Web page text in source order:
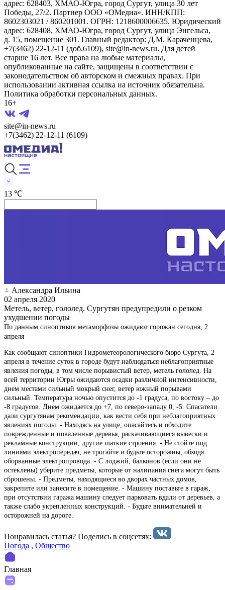
адрес: 628403, ХМАО-Югра, город Сургут, улица 30 лет
Победы, 27/2. Партнер ООО «ОМедиа». ИНН/КПП:
8602303021 / 860201001. ОГРН: 1218600006635. Юридический
адрес: 628408, ХМАО-Югра, город Сургут, улица Энгельса,
д. 15, помещение 301. Главный редактор: Д.М. Караченцева,
+7(3462) 22-12-11 (доб.6109), site@in-news.ru. Для детей
старше 16 лет. Все права на любые материалы,
опубликованные на сайте, защищены в соответствии с
законодательством об авторском и смежных правах. При
использовании активная ссылка на источник обязательна.
Политика обработки персональных данных.
16+
site@in-news.ru
+7(3462) 22-12-11 (6109)
13 ℃
Александра Ильина
02 апреля 2020
Метель, ветер, гололед. Сургутян предупредили о резком
ухудшении погоды
По данным синоптиков метаморфозы ожидают горожан сегодня, 2
апреля
Как сообщают синоптики Гидрометеорологического бюро Сургута, 2
апреля в течение суток в городе будут наблюдаться неблагоприятные
явления погоды, в том числе порывистый ветер, метель гололед. На
всей территории Югры ожидаются осадки различной интенсивности,
днем местами сильный мокрый снег, ветер южный порывами
сильный. Температура ночью опустится до -1 градуса, по востоку – до
-8 градусов. Днем ожидается до +7, по северо-западу 0, -5. Спасатели
дали сургутянам рекомендации, как вести себя при неблагоприятных
явлениях погоды. - Находясь на улице, опасайтесь и обходите
поврежденные и поваленные деревья, раскачивающиеся вывески и
рекламные конструкции, другие шаткие строения. - Не стойте под
линиями электропередач, не трогайте и будьте осторожны, обходя
оборванные электропровода. - С лоджий, балконов (если они не
остеклены) уберите предметы, которые от налипания снега могут быть
сброшены. - Предметы, находящиеся во дворах частных домов,
закрепите или занесите в помещение. - Машину поставьте в гараж,
при отсутствии гаража машину следует парковать вдали от деревьев, а
также слабо укрепленных конструкций. - Будьте внимательней и
осторожней на дороге.
Понравилась статья? Поделиcь в соцсетях:
Погода , Общество
Главная